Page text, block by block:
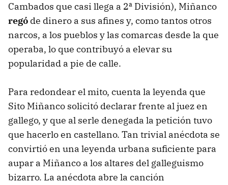
Cambados que casi llega a 2ª División), Miñanco
regó de dinero a sus afines y, como tantos otros
narcos, a los pueblos y las comarcas desde la que
operaba, lo que contribuyó a elevar su
popularidad a pie de calle.
Para redondear el mito, cuenta la leyenda que
Sito Miñanco solicitó declarar frente al juez en
gallego, y que al serle denegada la petición tuvo
que hacerlo en castellano. Tan trivial anécdota se
convirtió en una leyenda urbana suficiente para
aupar a Miñanco a los altares del galleguismo
bizarro. La anécdota abre la canción